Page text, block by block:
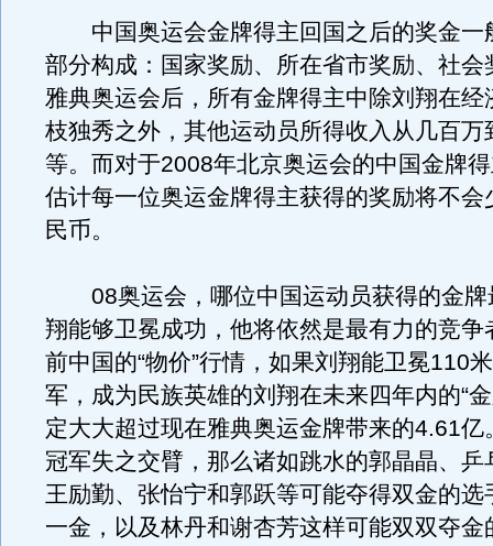
中国奥运会金牌得主回国之后的奖金一
部分构成：国家奖励、所在省市奖励、社
雅典奥运会后，所有金牌得主中除刘翔在经
枝独秀之外，其他运动员所得收入从几百万
等。而对于2008年北京奥运会的中国金牌
估计每一位奥运金牌得主获得的奖励将不会
民币。
08奥运会，哪位中国运动员获得的金牌
翔能够卫冕成功，他将依然是最有力的竞
前中国的“物价”行情，如果刘翔能卫冕110
军，成为民族英雄的刘翔在未来四年内的“
定大大超过现在雅典奥运金牌带来的4.61亿
冠军失之交臂，那么诸如跳水的郭晶晶、乒
王励勤、张怡宁和郭跃等可能夺得双金的选
一金，以及林丹和谢杏芳这样可能双双夺金